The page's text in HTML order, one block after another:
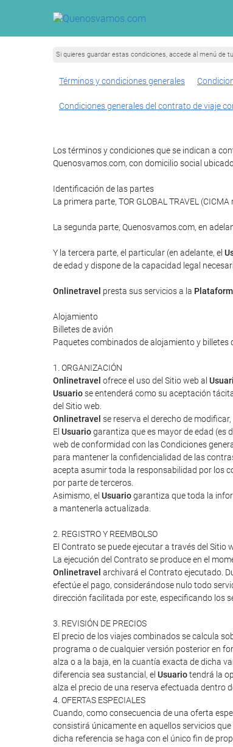
Si quieres guardar estas condiciones, accede al menú de
Términos y condiciones generales
Condiciones generales del contrato de viaje
Los términos y condiciones que se indican a
Quenosvamos.com, con domicilio social
Identificación de las partes
La primera parte, TOR GLOBAL TRAVEL
La segunda parte, Quenosvamos.com, en
Y la tercera parte, el particular (en adelante, el
de edad y dispone de la capacidad legal
Onlinetravel presta sus servicios a la
Alojamiento
Billetes de avión
Paquetes combinados de alojamiento y billetes
1. ORGANIZACIÓN
Onlinetravel ofrece el uso del Sitio web al
Usuariose entenderá como su aceptación
del Sitio web.
Onlinetravel se reserva el derecho de
El Usuariogarantiza que es mayor de edad (es
web de conformidad con las Condiciones
para mantener la confidencialidad de las
acepta asumir toda la responsabilidad por los
por parte de terceros.
Asimismo, el Usuariogarantiza que toda la
a mantenerla actualizada.
2. REGISTRO Y REEMBOLSO
El Contrato se puede ejecutar a través del Sitio
La ejecución del Contrato se produce en el
Onlinetravel archivará el Contrato ejecutado.
efectúe el pago, considerándose nulo todo
dirección facilitada por este, especificando los
3. REVISIÓN DE PRECIOS
El precio de los viajes combinados se calcula
programa o de cualquier versión posterior en
alza o a la baja, en la cuantía exacta de dicha
diferencia sea sustancial, el Usuariotendrá la
alza el precio de una reserva efectuada dentro
4. OFERTAS ESPECIALES
Cuando, como consecuencia de una oferta
consistirá únicamente en aquellos servicios
dicha referencia se haga con el único fin de